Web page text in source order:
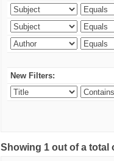
New Filters:
Showing 1 out of a total